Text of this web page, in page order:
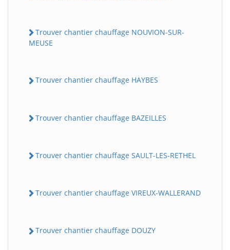
Trouver chantier chauffage NOUVION-SUR-
MEUSE
Trouver chantier chauffage HAYBES
Trouver chantier chauffage BAZEILLES
Trouver chantier chauffage SAULT-LES-RETHEL
Trouver chantier chauffage VIREUX-WALLERAND
Trouver chantier chauffage DOUZY